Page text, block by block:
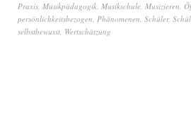
Praxis, Musikpädagogik, Musikschule, Musizieren,
persönlichkeitsbezogen, Phänomenen, Schüler,
selbstbewusst, Wertschätzung